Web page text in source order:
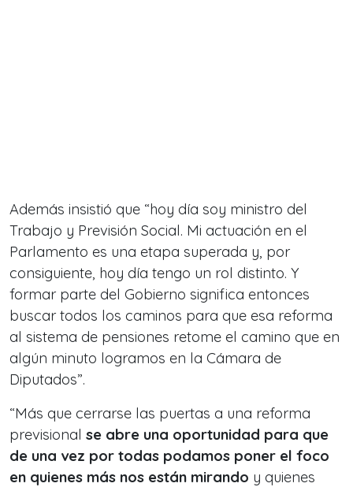
Además insistió que “hoy día soy ministro del
Trabajo y Previsión Social. Mi actuación en el
Parlamento es una etapa superada y, por
consiguiente, hoy día tengo un rol distinto. Y
formar parte del Gobierno significa entonces
buscar todos los caminos para que esa reforma
al sistema de pensiones retome el camino que en
algún minuto logramos en la Cámara de
Diputados”.
“Más que cerrarse las puertas a una reforma
previsional se abre una oportunidad para que
de una vez por todas podamos poner el foco
en quienes más nos están mirando y quienes